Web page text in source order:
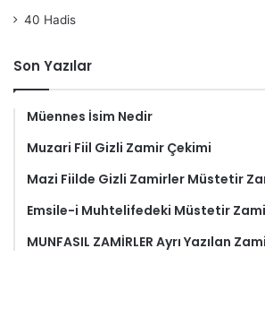
40 Hadis
Son Yazılar
Müennes İsim Nedir
Muzari Fiil Gizli Zamir Çekimi
Mazi Fiilde Gizli Zamirler Müstetir
Emsile-i Muhtelifedeki Müstetir
MUNFASIL ZAMİRLER Ayrı Yazılan